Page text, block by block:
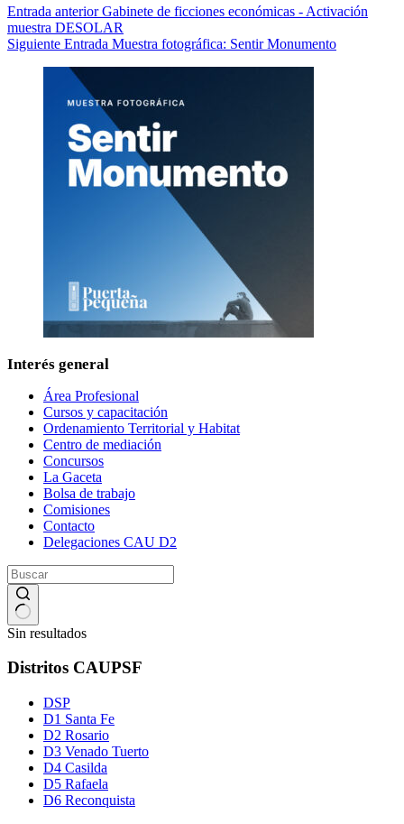
Entrada anteriorGabinete de ficciones económicas - Activación
muestra DESOLAR
Siguiente Entrada Muestra fotográfica: Sentir Monumento
Interés general
Área Profesional
Cursos y capacitación
Ordenamiento Territorial y Habitat
Centro de mediación
Concursos
La Gaceta
Bolsa de trabajo
Comisiones
Contacto
Delegaciones CAU D2
Sin resultados
Distritos CAUPSF
DSP
D1 Santa Fe
D2 Rosario
D3 Venado Tuerto
D4 Casilda
D5 Rafaela
D6 Reconquista